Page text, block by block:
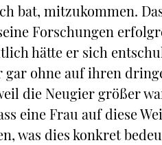
bat, mitzukommen.
Forschungen
hätte er sich
gar ohne auf ihren
die Neugier größer
eine Frau auf diese
was dies konkret